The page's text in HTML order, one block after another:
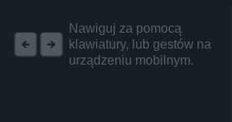
Nawiguj za pomocą
klawiatury, lub gestów na
urządzeniu mobilnym.